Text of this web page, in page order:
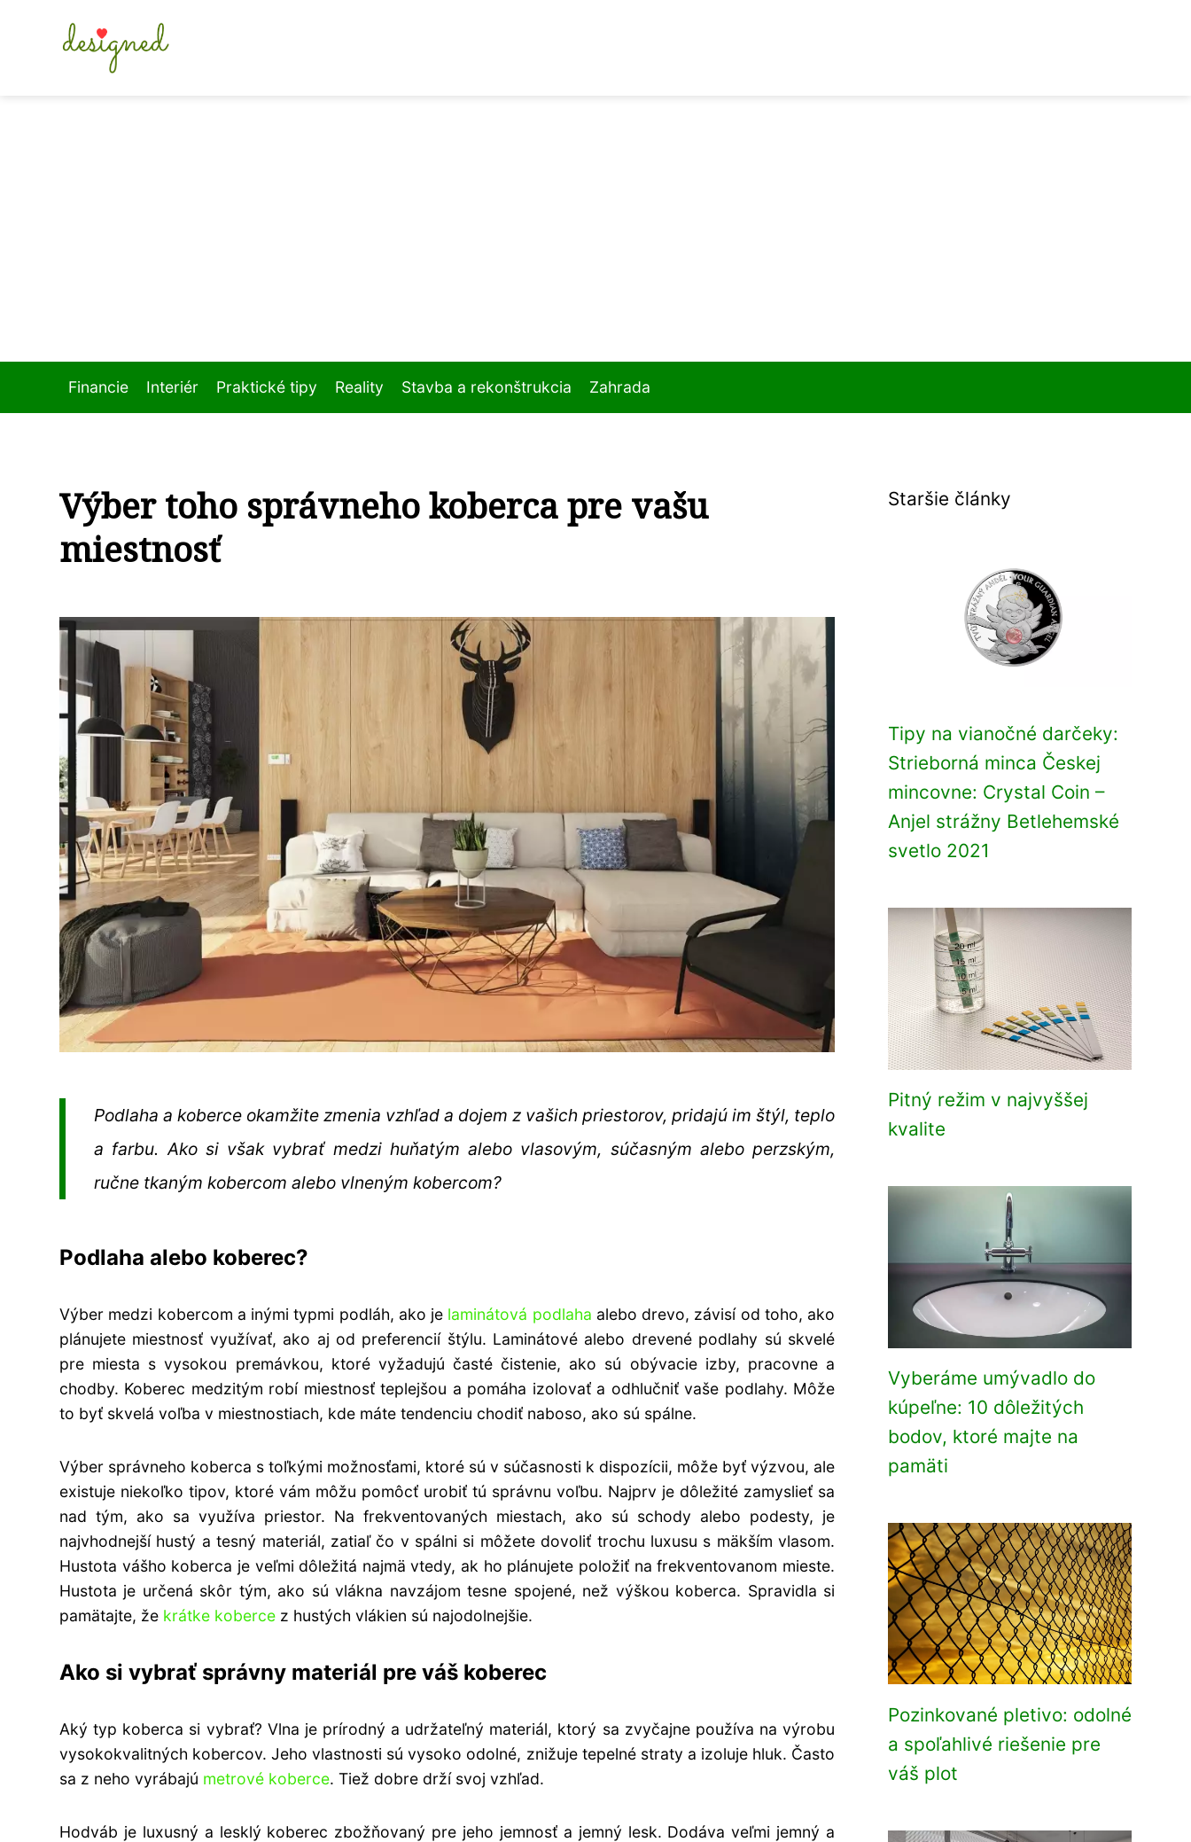
Financie Interiér Praktické tipy Reality Stavba a rekonštrukcia Zahrada
Výber toho správneho koberca pre vašu
miestnosť
Podlaha a koberce okamžite zmenia vzhľad a dojem z vašich priestorov, pridajú im štýl, teplo
a farbu. Ako si však vybrať medzi huňatým alebo vlasovým, súčasným alebo perzským,
ručne tkaným kobercom alebo vlneným kobercom?
Podlaha alebo koberec?
Výber medzi kobercom a inými typmi podláh, ako je laminátová podlaha alebo drevo, závisí od toho, ako
plánujete miestnosť využívať, ako aj od preferencií štýlu. Laminátové alebo drevené podlahy sú skvelé
pre miesta s vysokou premávkou, ktoré vyžadujú časté čistenie, ako sú obývacie izby, pracovne a
chodby. Koberec medzitým robí miestnosť teplejšou a pomáha izolovať a odhlučniť vaše podlahy. Môže
to byť skvelá voľba v miestnostiach, kde máte tendenciu chodiť naboso, ako sú spálne.
Výber správneho koberca s toľkými možnosťami, ktoré sú v súčasnosti k dispozícii, môže byť výzvou, ale
existuje niekoľko tipov, ktoré vám môžu pomôcť urobiť tú správnu voľbu. Najprv je dôležité zamyslieť sa
nad tým, ako sa využíva priestor. Na frekventovaných miestach, ako sú schody alebo podesty, je
najvhodnejší hustý a tesný materiál, zatiaľ čo v spálni si môžete dovoliť trochu luxusu s mäkším vlasom.
Hustota vášho koberca je veľmi dôležitá najmä vtedy, ak ho plánujete položiť na frekventovanom mieste.
Hustota je určená skôr tým, ako sú vlákna navzájom tesne spojené, než výškou koberca. Spravidla si
pamätajte, že krátke koberce z hustých vlákien sú najodolnejšie.
Ako si vybrať správny materiál pre váš koberec
Aký typ koberca si vybrať? Vlna je prírodný a udržateľný materiál, ktorý sa zvyčajne používa na výrobu
vysokokvalitných kobercov. Jeho vlastnosti sú vysoko odolné, znižuje tepelné straty a izoluje hluk. Často
sa z neho vyrábajú metrové koberce. Tiež dobre drží svoj vzhľad.
Hodváb je luxusný a lesklý koberec zbožňovaný pre jeho jemnosť a jemný lesk. Dodáva veľmi jemný a
Staršie články
Tipy na vianočné darčeky:
Strieborná minca Českej
mincovne: Crystal Coin –
Anjel strážny Betlehemské
svetlo 2021
Pitný režim v najvyššej
kvalite
Vyberáme umývadlo do
kúpeľne: 10 dôležitých
bodov, ktoré majte na
pamäti
Pozinkované pletivo: odolné
a spoľahlivé riešenie pre
váš plot